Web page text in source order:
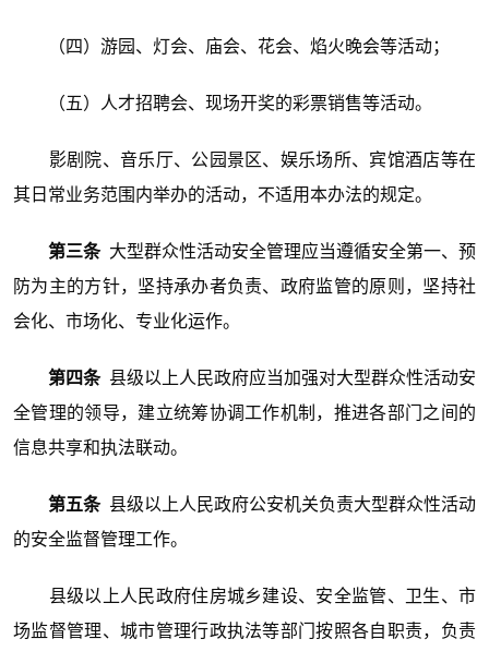
（四）游园、灯会、庙会、花会、焰火晚会等活动；
（五）人才招聘会、现场开奖的彩票销售等活动。
影剧院、音乐厅、公园景区、娱乐场所、宾馆酒店等在
其日常业务范围内举办的活动，不适用本办法的规定。
第三条 大型群众性活动安全管理应当遵循安全第一、预
防为主的方针，坚持承办者负责、政府监管的原则，坚持社
会化、市场化、专业化运作。
第四条 县级以上人民政府应当加强对大型群众性活动安
全管理的领导，建立统筹协调工作机制，推进各部门之间的
信息共享和执法联动。
第五条 县级以上人民政府公安机关负责大型群众性活动
的安全监督管理工作。
县级以上人民政府住房城乡建设、安全监管、卫生、市
场监督管理、城市管理行政执法等部门按照各自职责，负责